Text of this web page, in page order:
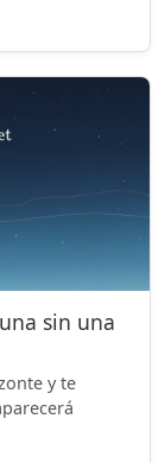
sin una
y te